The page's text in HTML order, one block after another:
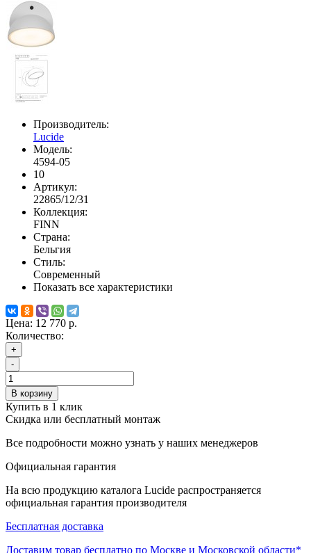
Производитель:
Lucide
Модель:
4594-05
10
Артикул:
22865/12/31
Коллекция:
FINN
Страна:
Бельгия
Стиль:
Современный
Показать все характеристики
Цена: 12 770 р.
Количество:
+
-
В корзину
Купить в 1 клик
Скидка или бесплатный монтаж
Все подробности можно узнать у наших менеджеров
Официальная гарантия
На всю продукцию каталога Lucide распространяется
официальная гарантия производителя
Бесплатная доставка
Доставим товар бесплатно по Москве и Московской области*